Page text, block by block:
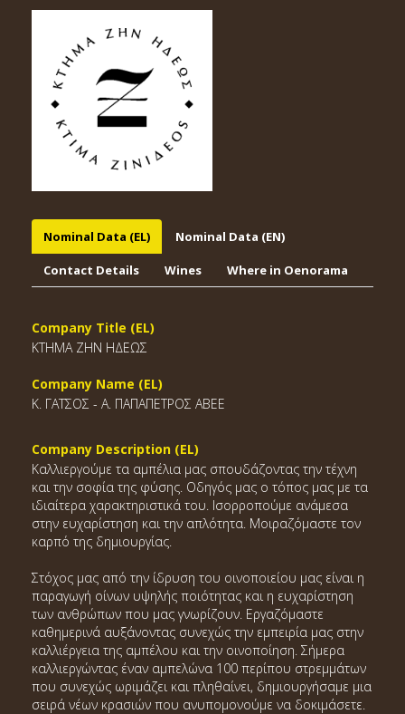
Nominal Data (EL) Nominal Data (EN)
Contact Details Wines Where in Oenorama
Company Title (EL)
ΚΤΗΜΑ ΖΗΝ ΗΔΕΩΣ
Company Name (EL)
Κ. ΓΑΤΣΟΣ - Α. ΠΑΠΑΠΕΤΡΟΣ ΑΒΕΕ
Company Description (EL)
Καλλιεργούμε τα αμπέλια μας σπουδάζοντας την τέχνη
και την σοφία της φύσης. Οδηγός μας ο τόπος μας με τα
ιδιαίτερα χαρακτηριστικά του. Ισορροπούμε ανάμεσα
στην ευχαρίστηση και την απλότητα. Μοιραζόμαστε τον
καρπό της δημιουργίας.
Στόχος μας από την ίδρυση του οινοποιείου μας είναι η
παραγωγή οίνων υψηλής ποιότητας και η ευχαρίστηση
των ανθρώπων που μας γνωρίζουν. Εργαζόμαστε
καθημερινά αυξάνοντας συνεχώς την εμπειρία μας στην
καλλιέργεια της αμπέλου και την οινοποίηση. Σήμερα
καλλιεργώντας έναν αμπελώνα 100 περίπου στρεμμάτων
που συνεχώς ωριμάζει και πληθαίνει, δημιουργήσαμε μια
σειρά νέων κρασιών που ανυπομονούμε να δοκιμάσετε.